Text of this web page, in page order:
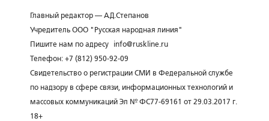
Главный редактор — А.Д.Степанов
Учредитель ООО "Русская народная линия"
Пишите нам по адресу
info@ruskline.ru
Телефон: +7 (812) 950-92-09
Свидетельство о регистрации СМИ в Федеральной службе
по надзору в сфере связи, информационных технологий и
массовых коммуникаций Эл № ФС77-69161 от 29.03.2017 г.
18+